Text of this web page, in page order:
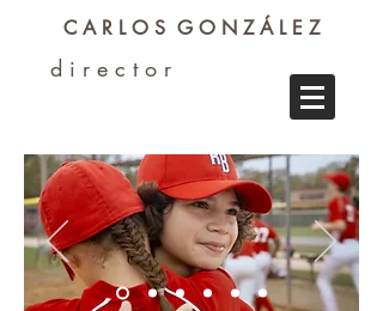
C A R L O S G O N Z Á L E Z
d i r e c t o r